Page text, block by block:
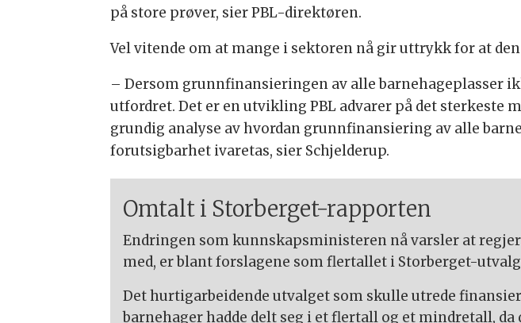
på store prøver, sier PBL-direktøren.
Vel vitende om at mange i sektoren nå gir uttrykk for at
– Dersom grunnfinansieringen av alle barnehageplasser
utfordret. Det er en utvikling PBL advarer på det sterkeste
grundig analyse av hvordan grunnfinansiering av alle
forutsigbarhet ivaretas, sier Schjelderup.
Omtalt i Storberget-rapporten
Endringen som kunnskapsministeren nå varsler at
med, er blant forslagene som flertallet i Storberget-
Det hurtigarbeidende utvalget som skulle utrede
barnehager hadde delt seg i et flertall og et mindretall, da